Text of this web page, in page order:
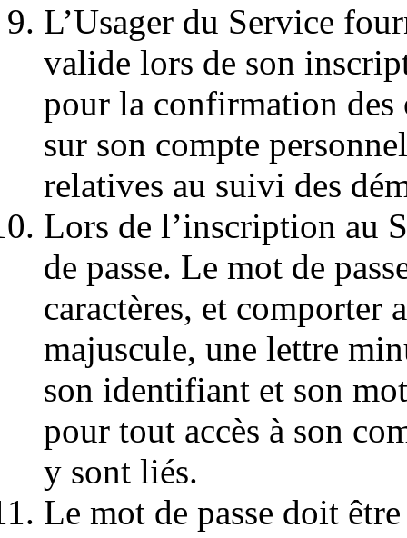
L’Usager du Service
valide lors de son
pour la confirmation des
sur son compte
relatives au suivi des
Lors de l’inscription au
de passe. Le mot de
caractères, et comporter
majuscule, une lettre
son identifiant et son
pour tout accès à son
y sont liés.
Le mot de passe doit